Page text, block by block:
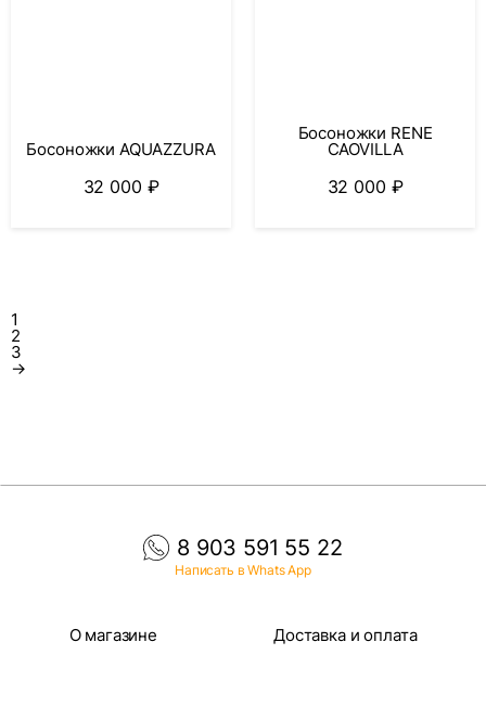
Босоножки AQUAZZURA
32 000 ₽
Босоножки RENE
CAOVILLA
32 000 ₽
1
2
3
→
8 903 591 55 22
Написать в Whats App
О магазине Доставка и оплата